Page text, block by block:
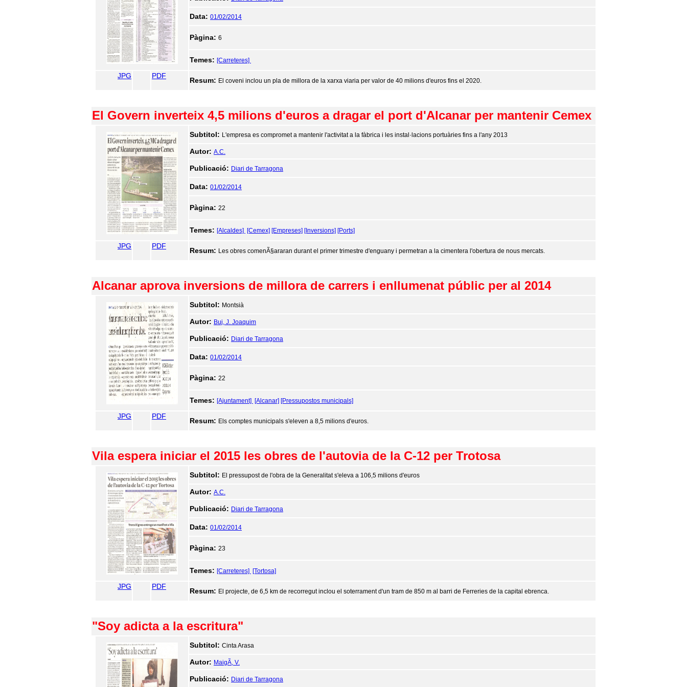
Data: 01/02/2014
Pàgina: 6
Temes: [Carreteres]
JPG PDF
Resum: El coveni inclou un pla de millora de la xarxa viaria per valor de 40 milions d'euros fins el 2020.
El Govern inverteix 4,5 milions d'euros a dragar el port d'Alcanar per mantenir Cemex
Subtitol: L'empresa es compromet a mantenir l'activitat a la fàbrica i les instal·lacions portuàries fins a l'any 2013
Autor: A.C.
Publicació: Diari de Tarragona
Data: 01/02/2014
Pàgina: 22
Temes: [Alcaldes] [Cemex] [Empreses] [Inversions] [Ports]
JPG PDF
Resum: Les obres comenÃ§araran durant el primer trimestre d'enguany i permetran a la cimentera l'obertura de nous mercats.
Alcanar aprova inversions de millora de carrers i enllumenat públic per al 2014
Subtitol: Montsià
Autor: Buj, J. Joaquim
Publicació: Diari de Tarragona
Data: 01/02/2014
Pàgina: 22
Temes: [Ajuntament] [Alcanar] [Pressupostos municipals]
JPG PDF
Resum: Els comptes municipals s'eleven a 8,5 milions d'euros.
Vila espera iniciar el 2015 les obres de l'autovia de la C-12 per Trotosa
Subtitol: El pressupost de l'obra de la Generalitat s'eleva a 106,5 milions d'euros
Autor: A.C.
Publicació: Diari de Tarragona
Data: 01/02/2014
Pàgina: 23
Temes: [Carreteres] [Tortosa]
JPG PDF
Resum: El projecte, de 6,5 km de recorregut inclou el soterrament d'un tram de 850 m al barri de Ferreries de la capital ebrenca.
"Soy adicta a la escritura"
Subtitol: Cinta Arasa
Autor: MaigÃ­, V.
Publicació: Diari de Tarragona